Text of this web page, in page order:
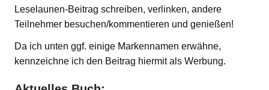
Leselaunen-Beitrag schreiben, verlinken, andere
Teilnehmer besuchen/kommentieren und genießen!
Da ich unten ggf. einige Markennamen erwähne,
kennzeichne ich den Beitrag hiermit als Werbung.